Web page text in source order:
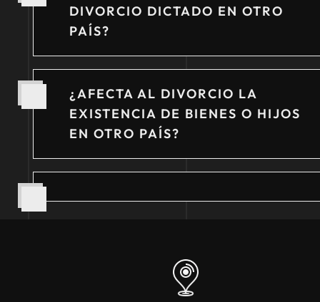
DIVORCIO DICTADO EN OTRO
PAÍS?
¿AFECTA AL DIVORCIO LA
EXISTENCIA DE BIENES O HIJOS
EN OTRO PAÍS?